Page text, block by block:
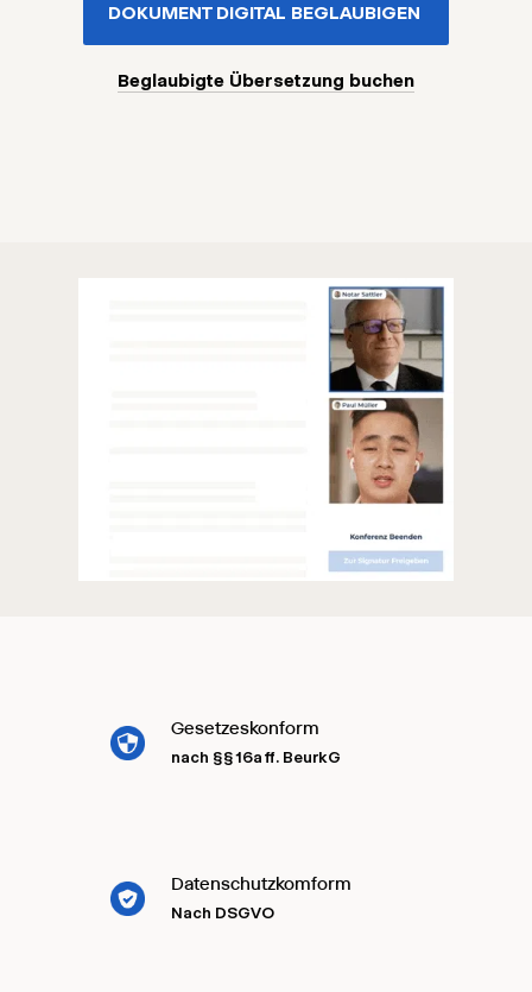
DOKUMENT DIGITAL BEGLAUBIGEN
Beglaubigte Übersetzung buchen
Gesetzeskonform
nach §§ 16a ff. BeurkG
Datenschutzkomform
Nach DSGVO